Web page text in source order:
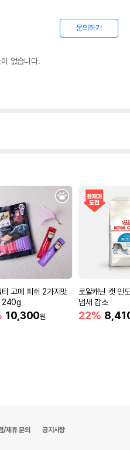
문의하기
없습니다.
고메 피쉬 2가지맛
240g
10,300원
로얄캐닌 캣 인
냄새 감소
22%
/제휴 문의 공지사항